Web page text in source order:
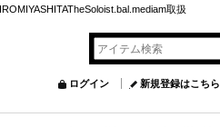
取扱
ログイン 新規登録はこちら